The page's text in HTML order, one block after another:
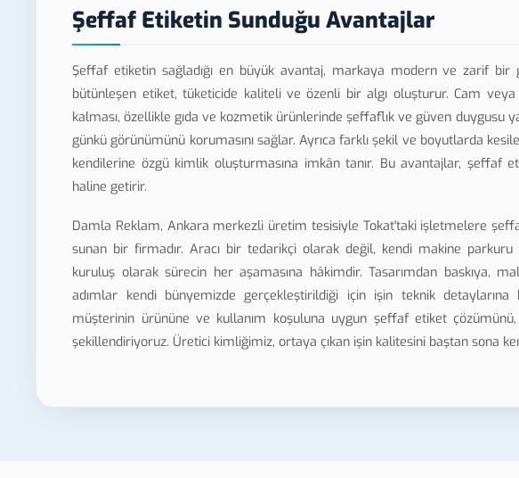
Şeffaf Etiketin Sunduğu Avantajlar
Şeffaf etiketin sağladığı en büyük avantaj, markaya modern ve zarif bir
bütünleşen etiket, tüketicide kaliteli ve özenli bir algı oluşturur. Cam
kalması, özellikle gıda ve kozmetik ürünlerinde şeffaflık ve güven duygusu
günkü görünümünü korumasını sağlar. Ayrıca farklı şekil ve boyutlarda
kendilerine özgü kimlik oluşturmasına imkân tanır. Bu avantajlar, şeffaf
haline getirir.
Damla Reklam, Ankara merkezli üretim tesisiyle Tokat'taki işletmelere
sunan bir firmadır. Aracı bir tedarikçi olarak değil, kendi makine
kuruluş olarak sürecin her aşamasına hâkimdir. Tasarımdan baskıya,
adımlar kendi bünyemizde gerçekleştirildiği için işin teknik
müşterinin ürününe ve kullanım koşuluna uygun şeffaf etiket
şekillendiriyoruz. Üretici kimliğimiz, ortaya çıkan işin kalitesini baştan sona